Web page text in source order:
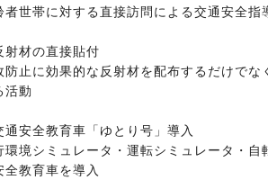
者世帯に対する直接訪問による交通安全指
射材の直接貼付
防止に効果的な反射材を配布するだけで
活動
通安全教育車「ゆとり号」導入
環境シミュレータ・運転シミュレータ・
全教育車を導入